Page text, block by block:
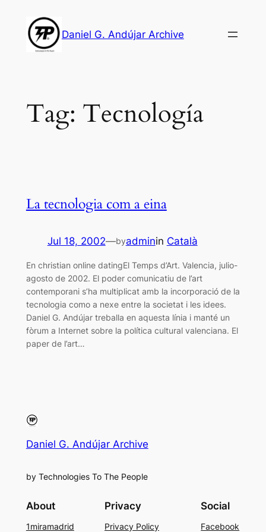
content
Daniel G. Andújar Archive
Tag: Tecnología
La tecnologia com a eina
Jul 18, 2002—byadminin Català
En christian online datingEl Temps d’Art. Valencia, julio-
agosto de 2002. El poder comunicatiu de l’art
contemporani s’ha multiplicat amb la incorporació de la
tecnologia como a nexe entre la societat i les idees.
Daniel G. Andújar treballa en aquesta línia i manté un
fòrum a Internet sobre la política cultural valenciana. El
paper de l’art…
Daniel G. Andújar Archive
by Technologies To The People
About
1miramadrid
Privacy
Privacy Policy
Social
Facebook